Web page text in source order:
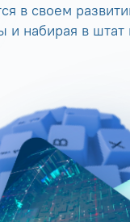
в своем
и набирая в